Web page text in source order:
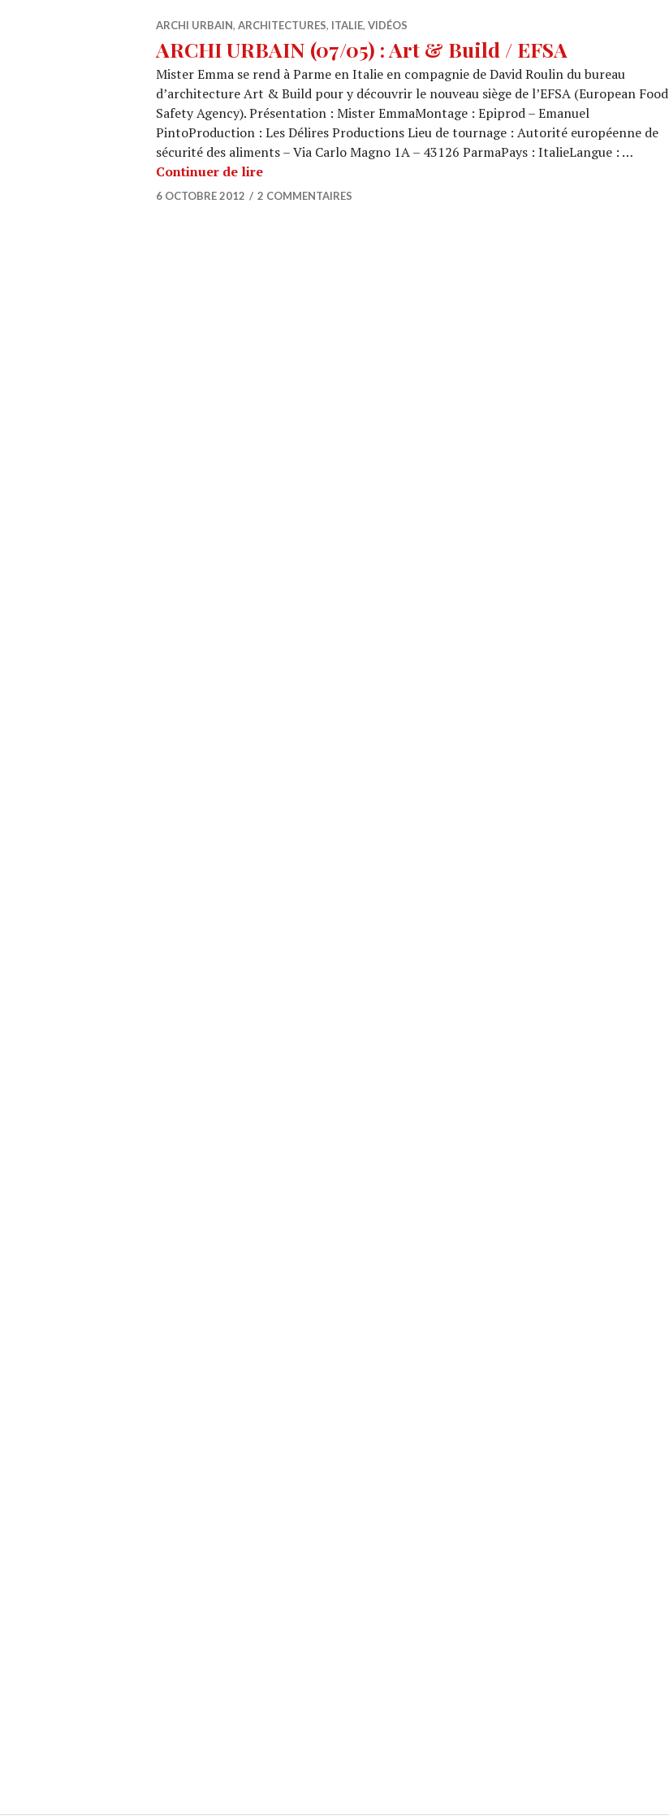
ARCHI URBAIN, ARCHITECTURES, ITALIE, VIDÉOS
ARCHI URBAIN (07/05) : Art & Build / EFSA
Mister Emma se rend à Parme en Italie en compagnie de David Roulin du bureau
d’architecture Art & Build pour y découvrir le nouveau siège de l’EFSA (European Food
Safety Agency). Présentation : Mister EmmaMontage : Epiprod – Emanuel
PintoProduction : Les Délires Productions Lieu de tournage : Autorité européenne de
sécurité des aliments – Via Carlo Magno 1A – 43126 ParmaPays : ItalieLangue : …
Continuer de lireARCHI URBAIN (07/05) : Art & Build / EFSA
6 OCTOBRE 2012 2 COMMENTAIRES